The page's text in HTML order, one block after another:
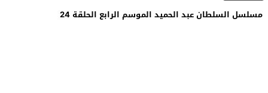
مسلسل السلطان عبد الحميد الموسم الرابع الحلقة 24